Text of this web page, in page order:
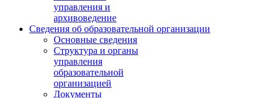
управления и
архивоведение
Сведения об образовательной организации
Основные сведения
Структура и органы
управления
образовательной
организацией
Документы